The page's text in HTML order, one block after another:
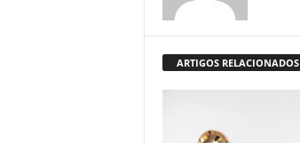
ARTIGOS RELACIONADOS